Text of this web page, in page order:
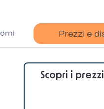
Prezzi e
Scopri i